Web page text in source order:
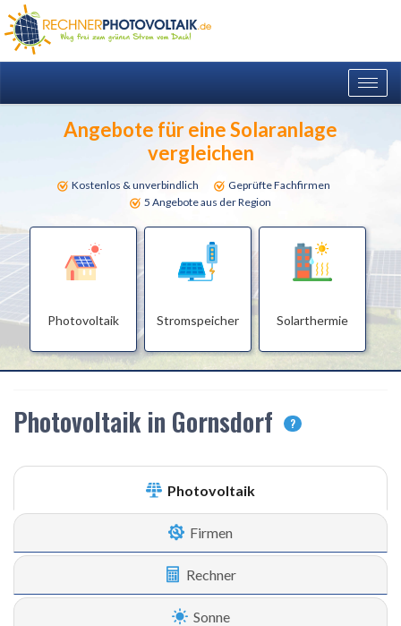
Angebote für eine Solaranlage
vergleichen
Kostenlos & unverbindlich
Geprüfte Fachfirmen
5 Angebote aus der Region
Photovoltaik Stromspeicher Solarthermie
Photovoltaik in Gornsdorf ?
Photovoltaik
Firmen
Rechner
Sonne